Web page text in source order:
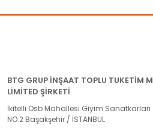
BTG GRUP İNŞAAT TOPLU TUKETİM
LİMİTED ŞİRKETİ
İkitelli Osb Mahallesi Giyim Sanatkarları
NO:2 Başakşehir / İSTANBUL